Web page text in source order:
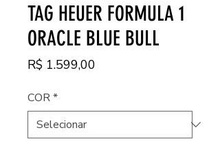
TAG HEUER FORMULA 1
ORACLE BLUE BULL
R$ 1.599,00
COR*